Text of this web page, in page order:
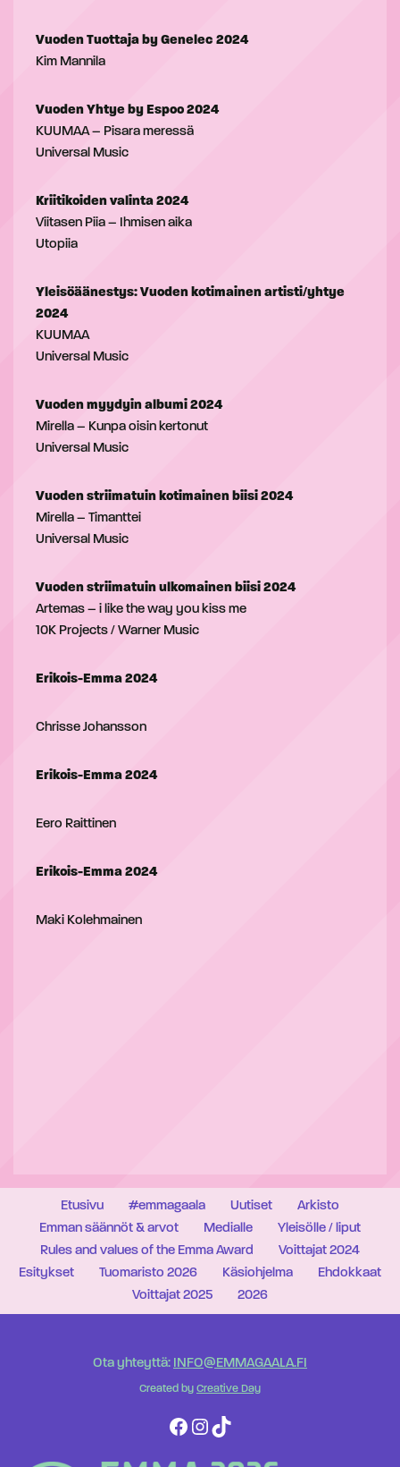
Vuoden Tuottaja by Genelec 2024
Kim Mannila
Vuoden Yhtye by Espoo 2024
KUUMAA – Pisara meressä
Universal Music
Kriitikoiden valinta 2024
Viitasen Piia – Ihmisen aika
Utopiia
Yleisöäänestys: Vuoden kotimainen artisti/yhtye
2024
KUUMAA
Universal Music
Vuoden myydyin albumi 2024
Mirella – Kunpa oisin kertonut
Universal Music
Vuoden striimatuin kotimainen biisi 2024
Mirella – Timanttei
Universal Music
Vuoden striimatuin ulkomainen biisi 2024
Artemas – i like the way you kiss me
10K Projects / Warner Music
Erikois-Emma 2024
Chrisse Johansson
Erikois-Emma 2024
Eero Raittinen
Erikois-Emma 2024
Maki Kolehmainen
Etusivu #emmagaala Uutiset
Arkisto
Emman säännöt & arvot
Medialle
Yleisölle / liput
Rules and values of the Emma Award
Voittajat 2024
Esitykset
Tuomaristo 2026 Käsiohjelma
Ehdokkaat
Voittajat 2025
2026
Ota yhteyttä: INFO@EMMAGAALA.FI
Created by Creative Day